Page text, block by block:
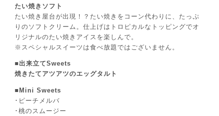
たい焼きソフト
たい焼き屋台が出現！？たい焼きをコーン代わりに、たっぷ
りのソフトクリーム。仕上げはトロピカルなトッピングでオ
リジナルのたい焼きアイスを楽しんで。
※スペシャルスイーツは食べ放題ではございません。
■出来立てSweets
焼きたてアツアツのエッグタルト
■Mini Sweets
･ピーチメルバ
･桃のスムージー